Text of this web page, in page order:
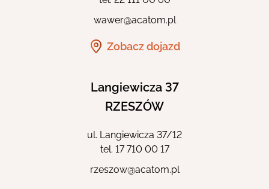
wawer@acatom.pl
Zobacz dojazd
Langiewicza 37
RZESZÓW
ul. Langiewicza 37/12
tel. 17 710 00 17
rzeszow@acatom.pl